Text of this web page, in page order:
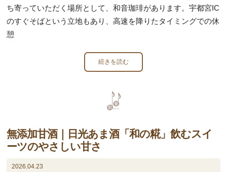
ち寄っていただく場所として、和音珈琲があります。宇都宮IC
のすぐそばという立地もあり、高速を降りたタイミングでの休
憩
続きを読む
無添加甘酒｜日光あま酒「和の糀」飲むスイ
ーツのやさしい甘さ
2026.04.23